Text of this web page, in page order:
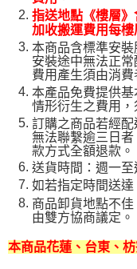
恩沛科技股份有限公司將
指送地點《樓層
加收搬運費用每
本商品含標準安
安裝途中無法正
費用產生須由消費
本產品免費提供
情形衍生之費用，
訂購之商品若經
無法聯繫逾三日
款方式全額退款。
送貨時間：週一
如若指定時間送達
商品卸貨地點不
由雙方協商議定。
本商品花蓮、台東、